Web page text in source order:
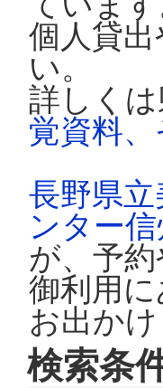
個人貸
い。
詳しく
覚資料
長野県
ンター
が、予
御利用
お出かけ
検索条